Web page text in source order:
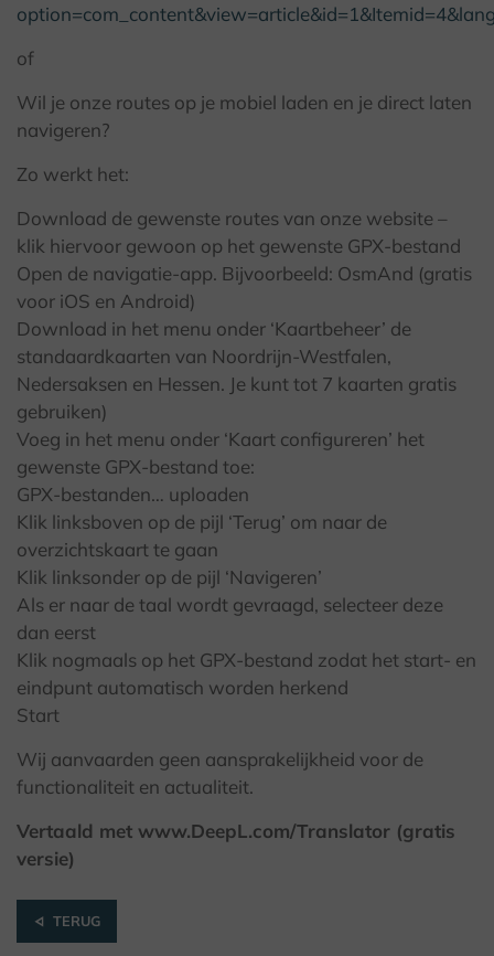
of
Wil je onze routes op je mobiel laden en je direct laten
navigeren?
Zo werkt het:
Download de gewenste routes van onze website –
klik hiervoor gewoon op het gewenste GPX-bestand
Open de navigatie-app. Bijvoorbeeld: OsmAnd (gratis
voor iOS en Android)
Download in het menu onder ‘Kaartbeheer’ de
standaardkaarten van Noordrijn-Westfalen,
Nedersaksen en Hessen. Je kunt tot 7 kaarten gratis
gebruiken)
Voeg in het menu onder ‘Kaart configureren’ het
gewenste GPX-bestand toe:
GPX-bestanden… uploaden
Klik linksboven op de pijl ‘Terug’ om naar de
overzichtskaart te gaan
Klik linksonder op de pijl ‘Navigeren’
Als er naar de taal wordt gevraagd, selecteer deze
dan eerst
Klik nogmaals op het GPX-bestand zodat het start- en
eindpunt automatisch worden herkend
Start
Wij aanvaarden geen aansprakelijkheid voor de
functionaliteit en actualiteit.
Vertaald met www.DeepL.com/Translator (gratis
versie)
TERUG